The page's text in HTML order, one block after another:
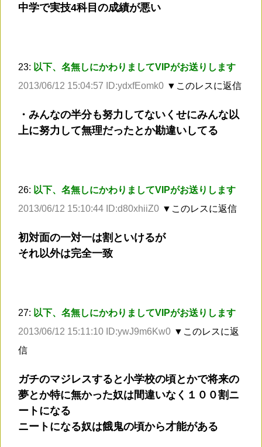
中学で実技4科目の成績が悪い
23: 以下、名無しにかわりましてVIPがお送りします
2013/06/12 15:04:57 ID:ydxfEomk0 ▼このレスに返信
・みんなの半分も努力してないくせにみんな以
上に努力して無理だったとか勘違いしてる
26: 以下、名無しにかわりましてVIPがお送りします
2013/06/12 15:10:44 ID:d80xhiiZ0 ▼このレスに返信
初対面の一対一は割といけるが
それ以外は完全一致
27: 以下、名無しにかわりましてVIPがお送りします
2013/06/12 15:11:10 ID:ywJ9m6Kw0 ▼このレスに返
信
ガチのマジレスすると小学校の頃とかで将来の
夢とか特に無かった奴は間違いなく１００割ニ
ートになる
ニートになる奴は餓鬼の頃から才能がある